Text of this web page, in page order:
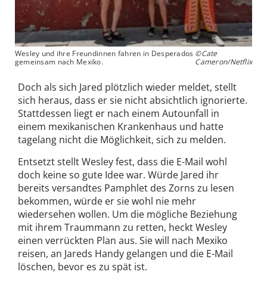
Wesley und ihre Freundinnen fahren in Desperados
gemeinsam nach Mexiko.
©Cate
Cameron/Netflix
Doch als sich Jared plötzlich wieder meldet, stellt
sich heraus, dass er sie nicht absichtlich ignorierte.
Stattdessen liegt er nach einem Autounfall in
einem mexikanischen Krankenhaus und hatte
tagelang nicht die Möglichkeit, sich zu melden.
Entsetzt stellt Wesley fest, dass die E-Mail wohl
doch keine so gute Idee war. Würde Jared ihr
bereits versandtes Pamphlet des Zorns zu lesen
bekommen, würde er sie wohl nie mehr
wiedersehen wollen. Um die mögliche Beziehung
mit ihrem Traummann zu retten, heckt Wesley
einen verrückten Plan aus. Sie will nach Mexiko
reisen, an Jareds Handy gelangen und die E-Mail
löschen, bevor es zu spät ist.